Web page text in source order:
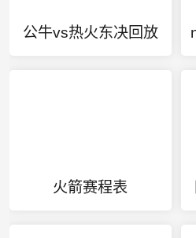
公牛vs热火东决回放
火箭赛程表